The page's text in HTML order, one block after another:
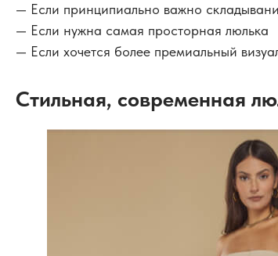
— Если принципиально важно
— Если нужна самая просторная люлька
— Если хочется более премиальный
Стильная, современная